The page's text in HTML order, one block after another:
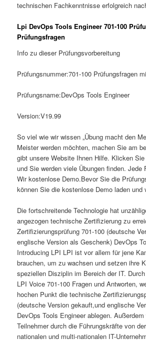
technischen Fachkenntnisse erfolgreich
Lpi DevOps Tools Engineer 701-100
Prüfungsfragen
Info zu dieser Prüfungsvorbereitung
Prüfungsnummer:701-100 Prüfungsfragen
Prüfungsname:DevOps Tools Engineer
Version:V19.99
So viel wie wir wissen „Übung macht den
Meister werden möchten, machen Sie am
gibt unsere Website Ihnen Hilfe. Klicken
und Sie werden viele Übungen finden. Jede
Wir kostenlose Demo.Bevor Sie die
können Sie die kostenlose Demo laden und
Die fortschreitende Technologie hat
angezogen technische Zertifizierung zu
Zertifizierungsprüfung 701-100 (deutsche
englische Version als Geschenk) DevOps
Introducing LPI LPI ist vor allem für jene
brauchen, um zu wachsen und setzen ihre
speziellen Disziplin im Bereich der IT.
LPI Voice 701-100 Fragen und Antworten,
hochen Punkt die technische
(deutsche Version gekauft,und englische
DevOps Tools Engineer ablegen. Außerdem
Teilnehmer durch die Führungskräfte von
nationalen und multi-nationalen IT-